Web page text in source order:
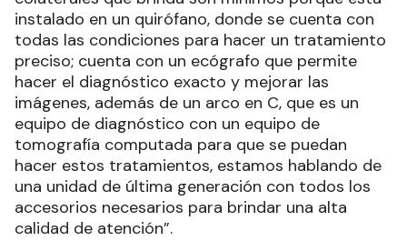
instalado en un quirófano, donde se cuenta con
todas las condiciones para hacer un tratamiento
preciso; cuenta con un ecógrafo que permite
hacer el diagnóstico exacto y mejorar las
imágenes, además de un arco en C, que es un
equipo de diagnóstico con un equipo de
tomografía computada para que se puedan
hacer estos tratamientos, estamos hablando de
una unidad de última generación con todos los
accesorios necesarios para brindar una alta
calidad de atención”.